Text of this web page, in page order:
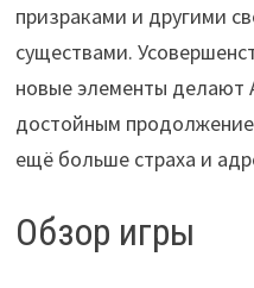
призраками и другими
существами.
новые элементы делают
достойным
ещё больше страха и
Обзор игры